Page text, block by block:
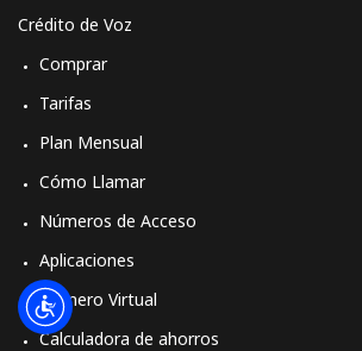
Crédito de Voz
Comprar
Tarifas
Plan Mensual
Cómo Llamar
Números de Acceso
Aplicaciones
Número Virtual
Calculadora de ahorros